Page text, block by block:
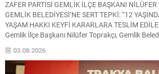
ZAFER PARTİSİ GEMLİK İLÇE BAŞKANI NİLÜFER
GEMLİK BELEDİYESİ’NE SERT TEPKİ: “12
YAŞAM HAKKI KEYFİ KARARLARA TESLİM
Gemlik İlçe Başkanı Nilüfer Toprakçı, Gemlik
yaşandığını belirttiği bir sahiplendirme sürecine
kapsamlı bir açıklama yaptı. Toprakçı, yıllardır
bakımını üstlendiği 12 yaşındaki yaşlı...
03.08.2026